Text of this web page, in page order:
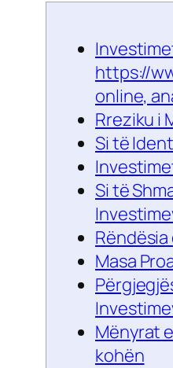
https://
online,
Rreziku i
Si të
Si të
Masa
Mënyrat
kohën